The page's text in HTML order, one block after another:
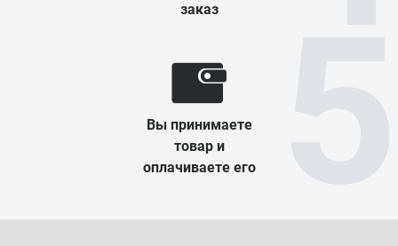
заказ
Вы принимаете
товар и
оплачиваете его